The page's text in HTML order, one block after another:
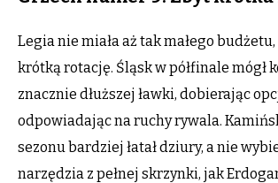
Legia nie miała aż tak małego
krótką rotację. Śląsk w półfinale mógł
znacznie dłuższej ławki, dobierając
odpowiadając na ruchy rywala.
sezonu bardziej łatał dziury, a nie
narzędzia z pełnej skrzynki, jak